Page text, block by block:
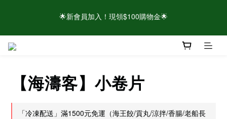
🌟新會員加入！現領$100購物金🌟
⚠️請認明官方帳號！近期有仿冒頁面/粉專盜圖詐騙 👉點此查看官
【海濤客】小卷片
「冷凍配送」滿1500元免運（海王餃/貢丸/涼拌/香腸/老船長